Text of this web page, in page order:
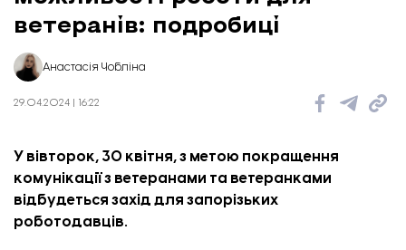
ветеранів: подробиці
Анастасія Чобліна
29.04.2024 | 16:22
У вівторок, 30 квітня, з метою покращення
комунікації з ветеранами та ветеранками
відбудеться захід для запорізьких
роботодавців.